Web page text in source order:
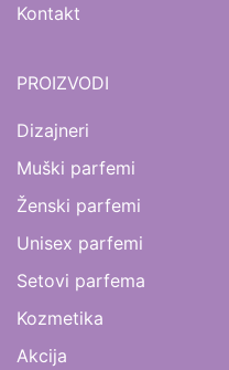
Kontakt
PROIZVODI
Dizajneri
Muški parfemi
Ženski parfemi
Unisex parfemi
Setovi parfema
Kozmetika
Akcija